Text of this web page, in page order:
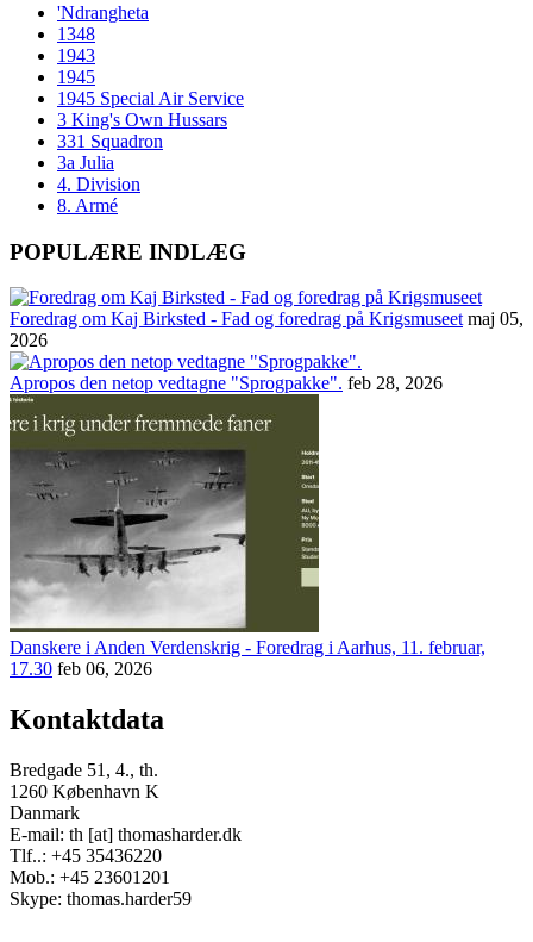
'Ndrangheta
1348
1943
1945
1945 Special Air Service
3 King's Own Hussars
331 Squadron
3a Julia
4. Division
8. Armé
POPULÆRE INDLÆG
Foredrag om Kaj Birksted - Fad og foredrag på Krigsmuseet maj 05,
2026
Apropos den netop vedtagne "Sprogpakke". feb 28, 2026
Danskere i Anden Verdenskrig - Foredrag i Aarhus, 11. februar,
17.30 feb 06, 2026
Kontaktdata
Bredgade 51, 4., th.
1260 København K
Danmark
E-mail: th [at] thomasharder.dk
Tlf..: +45 35436220
Mob.: +45 23601201
Skype: thomas.harder59